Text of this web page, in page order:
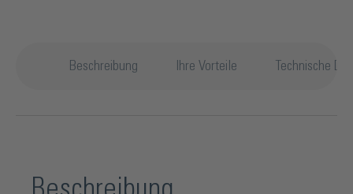
Beschreibung Ihre Vorteile Technische